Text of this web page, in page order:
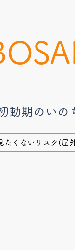
動期のいの
たくないリスク(屋